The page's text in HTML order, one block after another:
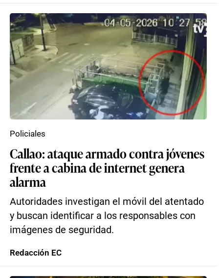
Callao: ataque armado contra jóvenes
frente a cabina de internet genera
alarma
Autoridades investigan el móvil del atentado
y buscan identificar a los responsables con
imágenes de seguridad.
Policiales
Redacción EC